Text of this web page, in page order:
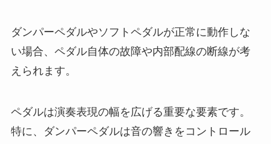
ダンパーペダルやソフトペダルが正常に動作しな
い場合、ペダル自体の故障や内部配線の断線が考
えられます。
ペダルは演奏表現の幅を広げる重要な要素です。
特に、ダンパーペダルは音の響きをコントロール